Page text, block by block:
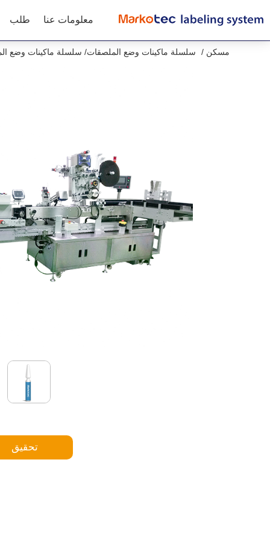
معلومات عنا طلب
مسكن سلسلة ماكينات وضع الملصقات سلسلة ماكينات وضع
تحقيق